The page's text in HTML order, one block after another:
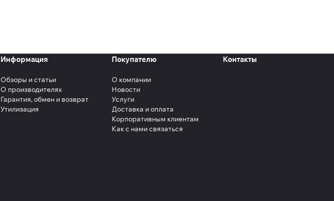
Информация
Обзоры и статьи
О производителях
Гарантия, обмен и возврат
Утилизация
Покупателю
О компании
Новости
Услуги
Доставка и оплата
Корпоративным клиентам
Как с нами связаться
Контакты